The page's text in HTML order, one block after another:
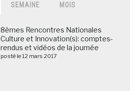
SEMAINE MOIS
8èmes Rencontres Nationales
Culture et Innovation(s): comptes-
rendus et vidéos de la journée
posté le 12 mars 2017